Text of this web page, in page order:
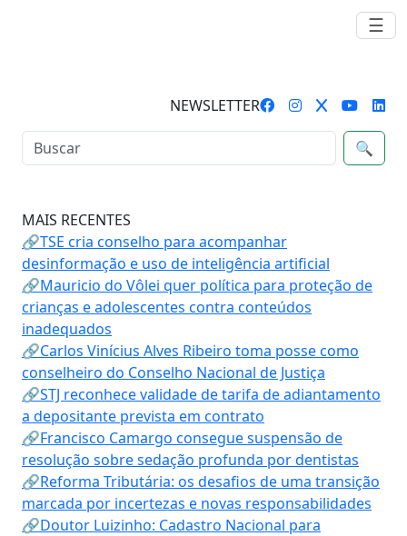
☰
NEWSLETTER
🔍
MAIS RECENTES
🔗TSE cria conselho para acompanhar
desinformação e uso de inteligência artificial
🔗Mauricio do Vôlei quer política para proteção de
crianças e adolescentes contra conteúdos
inadequados
🔗Carlos Vinícius Alves Ribeiro toma posse como
conselheiro do Conselho Nacional de Justiça
🔗STJ reconhece validade de tarifa de adiantamento
a depositante prevista em contrato
🔗Francisco Camargo consegue suspensão de
resolução sobre sedação profunda por dentistas
🔗Reforma Tributária: os desafios de uma transição
marcada por incertezas e novas responsabilidades
🔗Doutor Luizinho: Cadastro Nacional para